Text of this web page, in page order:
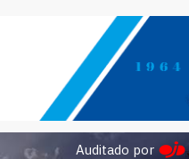
Auditado por